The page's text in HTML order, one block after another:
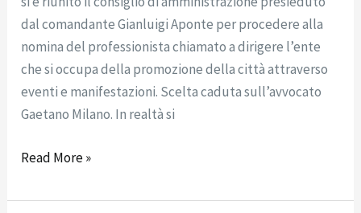
dal comandante Gianluigi Aponte per procedere alla
nomina del professionista chiamato a dirigere l’ente
che si occupa della promozione della città attraverso
eventi e manifestazioni. Scelta caduta sull’avvocato
Gaetano Milano. In realtà si
Read More »